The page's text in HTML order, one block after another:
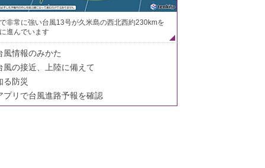
非常に強い台風13号が久米島の西北西約230kmを
進んでいます
風情報のみかた
風の接近、上陸に備えて
る防災
プリで台風進路予報を確認